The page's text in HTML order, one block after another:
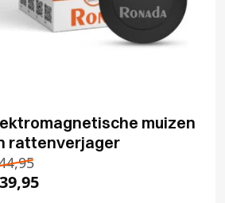
muizen
rattenverjager
39,95